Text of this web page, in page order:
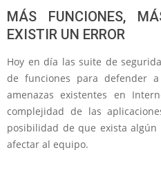
MÁS FUNCIONES,
EXISTIR UN ERROR
Hoy en día las suite de
de funciones para defender
amenazas existentes en
complejidad de las
posibilidad de que exista
afectar al equipo.